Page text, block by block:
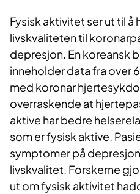
Fysisk aktivitet ser ut til å
livskvaliteten til
depresjon. En koreansk
inneholder data fra over
med koronar
overraskende at
aktive har bedre
som er fysisk aktive.
symptomer på
livskvalitet. Forskerne
ut om fysisk aktivitet